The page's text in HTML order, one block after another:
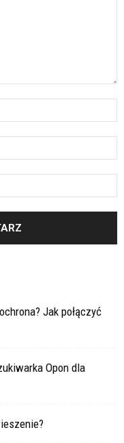
Jak połączyć
Opon dla